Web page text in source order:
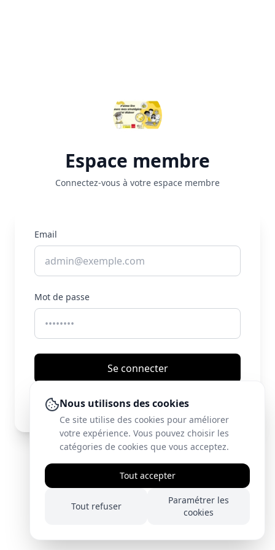
Espace membre
Connectez-vous à votre espace membre
Email
Mot de passe
Se connecter
Mot de passe oublié ?
© 2026 Tous droits réservés.
Nous utilisons des cookies
Ce site utilise des cookies pour améliorer
votre expérience. Vous pouvez choisir les
catégories de cookies que vous acceptez.
Tout accepter
Tout refuser
Paramétrer les
cookies